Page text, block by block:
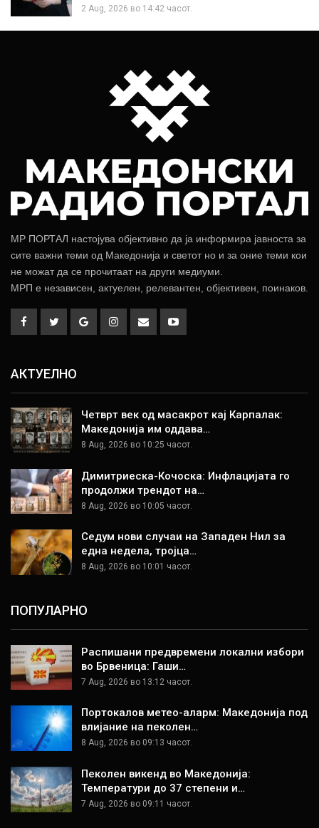
2 Aug, 2026 во 14:42 часот.
МР ПОРТАЛ настојува објективно да ја информира јавноста за
сите важни теми од Македонија и светот но и за оние теми кои
не можат да се прочитаат на други медиуми.
МРП е независен, актуелен, релевантен, објективен, поинаков.
АКТУЕЛНО
Четврт век од масакрот кај Карпалак:
Македонија им оддава…
8 Aug, 2026 во 10:25 часот.
Димитриеска-Кочоска: Инфлацијата го
продолжи трендот на…
8 Aug, 2026 во 10:05 часот.
Седум нови случаи на Западен Нил за
една недела, тројца…
8 Aug, 2026 во 10:01 часот.
ПОПУЛАРНО
Распишани предвремени локални избори
во Брвеница: Гаши…
7 Aug, 2026 во 13:12 часот.
Портокалов метео-аларм: Македонија под
влијание на пеколен…
8 Aug, 2026 во 09:13 часот.
Пеколен викенд во Македонија:
Температури до 37 степени и…
7 Aug, 2026 во 09:11 часот.